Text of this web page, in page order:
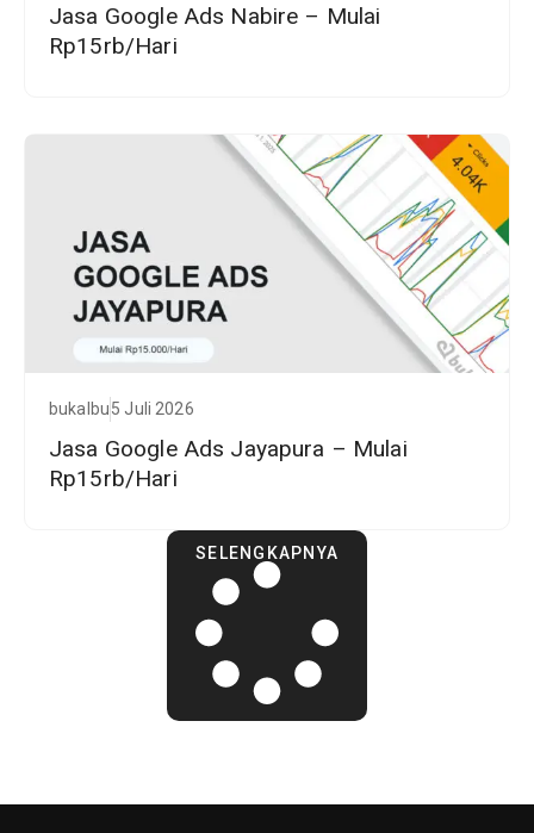
Jasa Google Ads Nabire – Mulai
Rp15rb/Hari
bukalbu5 Juli 2026
Jasa Google Ads Jayapura – Mulai
Rp15rb/Hari
SELENGKAPNYA